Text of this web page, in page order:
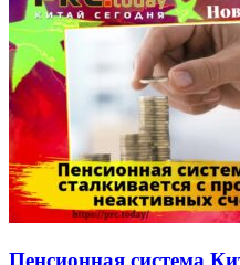
Пенсионная система